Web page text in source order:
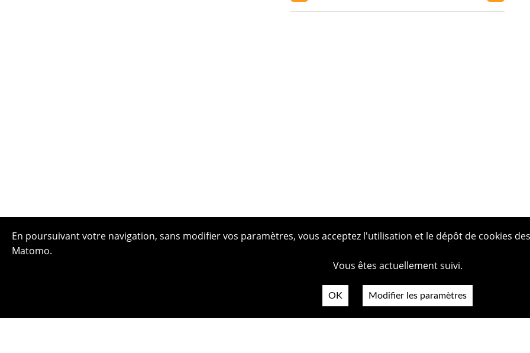
En poursuivant votre navigation, sans modifier vos paramètres, vous acceptez l'utilisation et le dépôt de cookies
Matomo.
Vous êtes actuellement suivi.
OK Modifier les paramètres